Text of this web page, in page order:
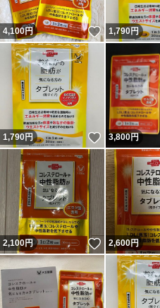
4,100円 いいね！
1,790円
1,790円 いいね！
3,800円
2,100円 いいね！
2,600円